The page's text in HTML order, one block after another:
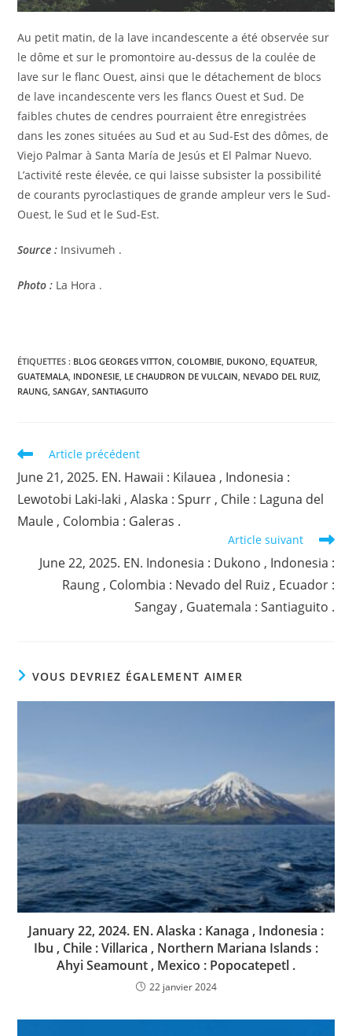
Au petit matin, de la lave incandescente a été observée sur
le dôme et sur le promontoire au-dessus de la coulée de
lave sur le flanc Ouest, ainsi que le détachement de blocs
de lave incandescente vers les flancs Ouest et Sud. De
faibles chutes de cendres pourraient être enregistrées
dans les zones situées au Sud et au Sud-Est des dômes, de
Viejo Palmar à Santa María de Jesús et El Palmar Nuevo.
L’activité reste élevée, ce qui laisse subsister la possibilité
de courants pyroclastiques de grande ampleur vers le Sud-
Ouest, le Sud et le Sud-Est.
Source : Insivumeh .
Photo : La Hora .
ÉTIQUETTES : BLOG GEORGES VITTON COLOMBIE DUKONO EQUATEUR
GUATEMALA INDONESIE LE CHAUDRON DE VULCAIN NEVADO DEL RUIZ
RAUNG SANGAY SANTIAGUITO
Read
articles
Article précédent
June 21, 2025. EN. Hawaii : Kilauea , Indonesia :
Lewotobi Laki-laki , Alaska : Spurr , Chile : Laguna del
Maule , Colombia : Galeras .
Article suivant
June 22, 2025. EN. Indonesia : Dukono , Indonesia :
Raung , Colombia : Nevado del Ruiz , Ecuador :
Sangay , Guatemala : Santiaguito .
VOUS DEVRIEZ ÉGALEMENT AIMER
January 22, 2024. EN. Alaska : Kanaga , Indonesia :
Ibu , Chile : Villarica , Northern Mariana Islands :
Ahyi Seamount , Mexico : Popocatepetl .
22 janvier 2024